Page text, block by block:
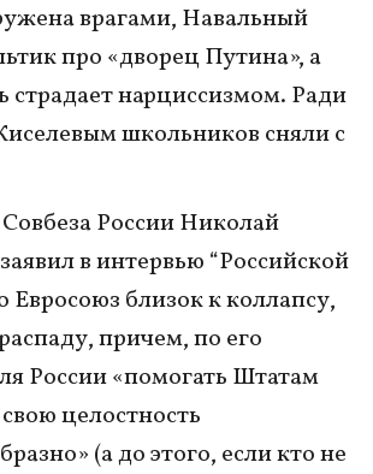
врагами, Навальный
про «дворец Путина», а
нарциссизмом. Ради
школьников сняли с
России Николай
в интервью “Российской
Евросоюз близок к коллапсу,
причем, по его
России «помогать Штатам
целостность
(а до этого, если кто не